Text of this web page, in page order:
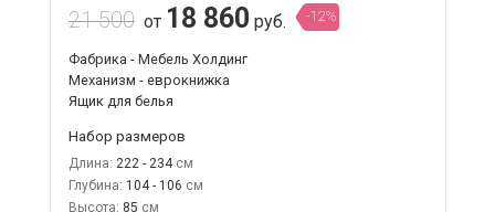
21 500 от 18 860 руб. -12%
Фабрика - Мебель Холдинг
Механизм - еврокнижка
Ящик для белья
Набор размеров
Длина: 222 - 234
Глубина: 104 - 106
Высота: 85